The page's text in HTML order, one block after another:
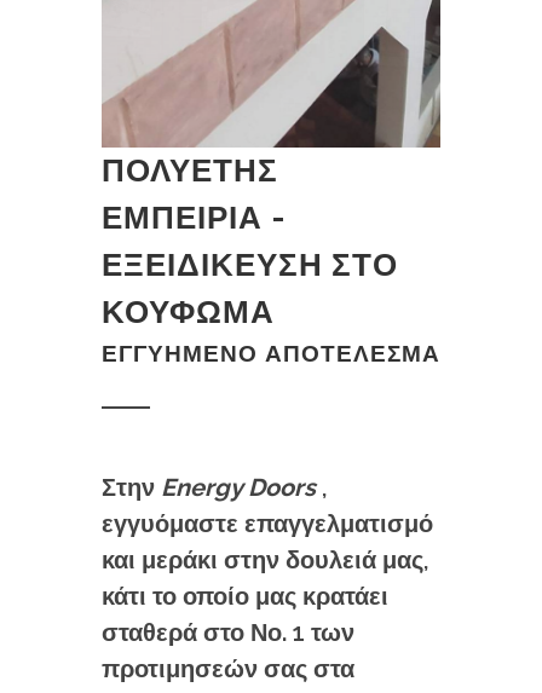
ΠΟΛΥΕΤΗΣ
ΕΜΠΕΙΡΙΑ -
ΕΞΕΙΔΙΚΕΥΣΗ ΣΤΟ
ΚΟΥΦΩΜΑ
ΕΓΓΥΗΜΕΝΟ ΑΠΟΤΕΛΕΣΜΑ
Στην Energy Doors,
εγγυόμαστε επαγγελματισμό
και μεράκι στην δουλειά μας,
κάτι το οποίο μας κρατάει
σταθερά στο Νο. 1 των
προτιμησεών σας στα